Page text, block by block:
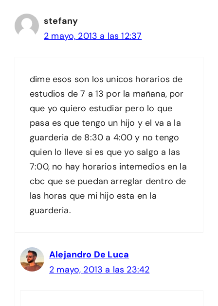
stefany
2 mayo, 2013 a las 12:37
dime esos son los unicos horarios de
estudios de 7 a 13 por la mañana, por
que yo quiero estudiar pero lo que
pasa es que tengo un hijo y el va a la
guarderia de 8:30 a 4:00 y no tengo
quien lo lleve si es que yo salgo a las
7:00, no hay horarios intemedios en la
cbc que se puedan arreglar dentro de
las horas que mi hijo esta en la
guarderia.
Alejandro De Luca
2 mayo, 2013 a las 23:42